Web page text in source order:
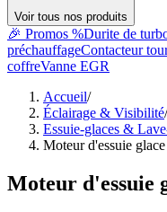
Voir tous nos produits
🎉 Promos %Durite de
préchauffageContacteur
coffreVanne EGR
Accueil/
Éclairage & Visibilité/
Essuie-glaces &
Moteur d'essuie glace
Moteur d'essuie